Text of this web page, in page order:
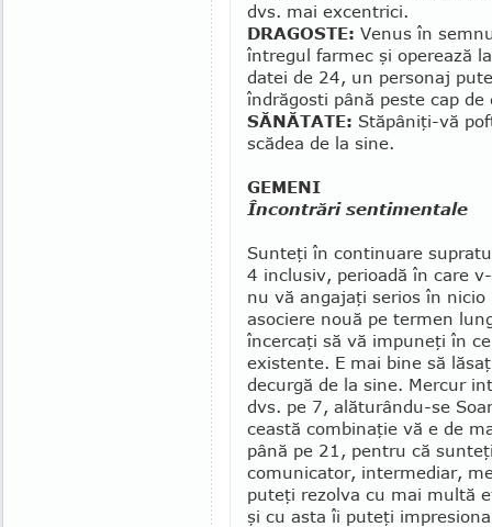
dvs. mai excentrici.
DRAGOSTE: Venus în
întregul farmec şi operează
datei de 24, un personaj
îndrăgosti până peste cap de
SĂNĂTATE: Stăpâniţi-vă
scădea de la sine.
GEMENI
Încontrări sentimentale
Sunteţi în continuare
4 inclusiv, pe­rioa­dă în care
nu vă an­gajaţi serios în nicio
asociere nouă pe termen
încercaţi să vă impuneţi în
existente. E mai bine să
de­curgă de la sine. Mercur
dvs. pe 7, ală­turându-se
ceas­tă combinaţie vă e de
până pe 21, pen­tru că
comunicator, inter­me­diar,
puteţi rezolva cu mai mul­tă
şi cu asta îi puteţi